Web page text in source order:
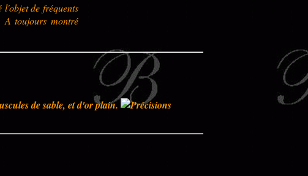
l'objet de fréquents
A toujours montré
de sable, et d'or plain.